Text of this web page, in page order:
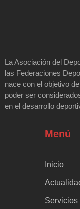
La Asociación del
las Federaciones
nace con el objetivo
poder ser
en el desarrollo
Menú
Inicio
Servicios